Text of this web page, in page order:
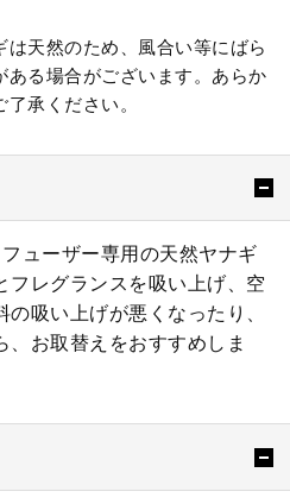
は天然のため、風合い等にばら
ある場合がございます。あらか
了承ください。
ューザー専用の天然ヤナギ
フレグランスを吸い上げ、空
吸い上げが悪くなったり、
お取替えをおすすめしま